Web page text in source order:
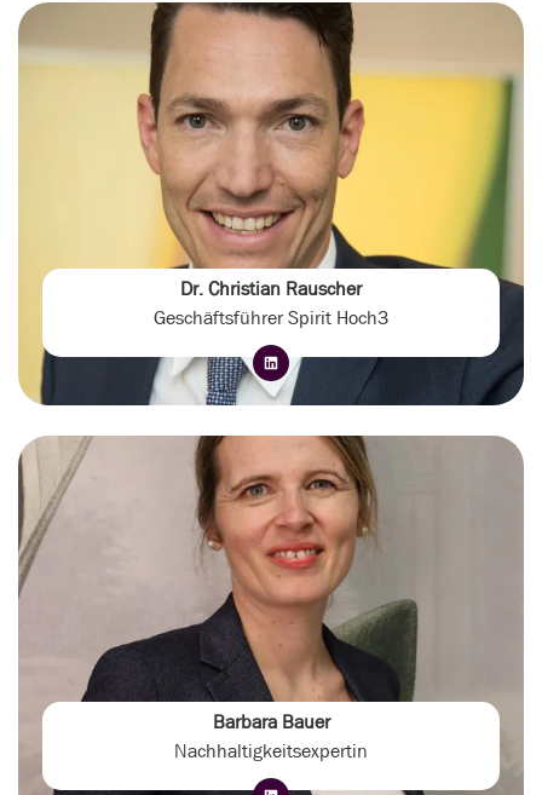
Dr. Christian Rauscher
Geschäftsführer Spirit Hoch3
Barbara Bauer
Nachhaltigkeitsexpertin